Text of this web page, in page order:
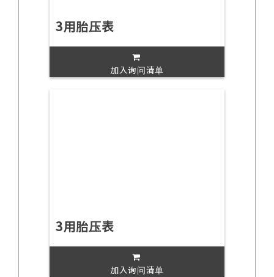
3用胎压表
加入询问清单
3用胎压表
加入询问清单